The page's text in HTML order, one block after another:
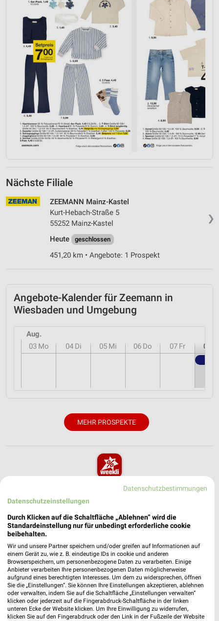
Nächste Filiale
❯
ZEEMANN Mainz-Kastel
Kurt-Hebach-Straße 5
55252 Mainz-Kastel
Heute
geschlossen
451,20 km • Angebote: 1 Prospekt
Angebote-Kalender für Zeemann in
Wiesbaden und Umgebung
Aug.
03 Mo 04 Di 05 Mi 06 Do 07 Fr 08
MEHR PROSPEKTE
weekli - Prospekte & Angebote App
Alle Zeemann Angebote immer griffbereit – mit der
kostenlosen weekli App für iOS & Android.
✔Standortgenaue Angebote
✔Folge deinem Lieblingshändler
✔Push-Benachrichtigungen bei neuen Prospekten
✔Einkaufsliste - Einkauf stressfrei planen
JETZT LADEN UND SPAREN!
Datenschutzbestimmungen
Datenschutzeinstellungen
Durch Klicken auf die Schaltfläche „Ablehnen“ wird die
Standardeinstellung nur für unbedingt erforderliche cookie
beibehalten.
Wir und unsere Partner speichern und/oder greifen auf Informationen auf
einem Gerät zu, wie z. B. eindeutige IDs in cookie und anderen
Browserspeichern, um personenbezogene Daten zu verarbeiten. Einige
Anbieter verarbeiten Ihre personenbezogenen Daten möglicherweise
aufgrund eines berechtigten Interesses. Um dem zu widersprechen, öffnen
Sie die „Einstellungen“. Sie können Ihre Einstellungen akzeptieren, ablehnen
oder verwalten, indem Sie auf die Schaltfläche „Einstellungen verwalten“
klicken oder jederzeit auf die Fingerabdruck-Schaltfläche in der linken
unteren Ecke der Website klicken. Um Ihre Einwilligung zu widerrufen,
klicken Sie auf den Fingerabdruck oder den Link in der Fußzeile der Website